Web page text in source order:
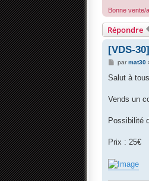
Bonne vente/
Répondre
[VDS-
M
s
g
parmat30
Salut à
Vends un
Possibilité
Prix : 25€